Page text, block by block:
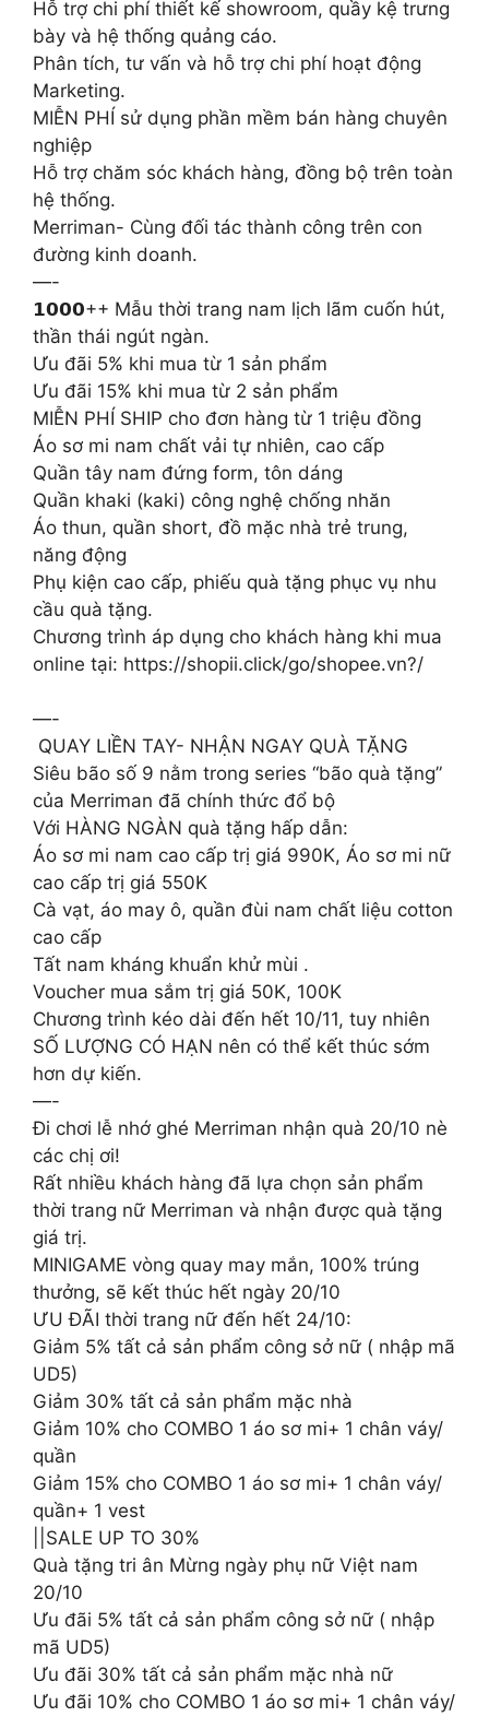
Hỗ trợ chi phí thiết kế showroom, quầy kệ trưng
bày và hệ thống quảng cáo.
Phân tích, tư vấn và hỗ trợ chi phí hoạt động
Marketing.
MIỄN PHÍ sử dụng phần mềm bán hàng chuyên
nghiệp
Hỗ trợ chăm sóc khách hàng, đồng bộ trên toàn
hệ thống.
Merriman- Cùng đối tác thành công trên con
đường kinh doanh.
—-
𝟭𝟬𝟬𝟬++ Mẫu thời trang nam lịch lãm cuốn hút,
thần thái ngút ngàn.
Ưu đãi 5% khi mua từ 1 sản phẩm
Ưu đãi 15% khi mua từ 2 sản phẩm
MIỄN PHÍ SHIP cho đơn hàng từ 1 triệu đồng
Áo sơ mi nam chất vải tự nhiên, cao cấp
Quần tây nam đứng form, tôn dáng
Quần khaki (kaki) công nghệ chống nhăn
Áo thun, quần short, đồ mặc nhà trẻ trung,
năng động
Phụ kiện cao cấp, phiếu quà tặng phục vụ nhu
cầu quà tặng.
Chương trình áp dụng cho khách hàng khi mua
online tại: https://shopii.click/go/shopee.vn?/
—-
️ QUAY LIỀN TAY- NHẬN NGAY QUÀ TẶNG
Siêu bão số 9 nằm trong series “bão quà tặng”
của Merriman đã chính thức đổ bộ
Với HÀNG NGÀN quà tặng hấp dẫn:
Áo sơ mi nam cao cấp trị giá 990K, Áo sơ mi nữ
cao cấp trị giá 550K
Cà vạt, áo may ô, quần đùi nam chất liệu cotton
cao cấp
Tất nam kháng khuẩn khử mùi .
Voucher mua sắm trị giá 50K, 100K
Chương trình kéo dài đến hết 10/11, tuy nhiên
SỐ LƯỢNG CÓ HẠN nên có thể kết thúc sớm
hơn dự kiến.
—-
Đi chơi lễ nhớ ghé Merriman nhận quà 20/10 nè
các chị ơi!
Rất nhiều khách hàng đã lựa chọn sản phẩm
thời trang nữ Merriman và nhận được quà tặng
giá trị.
MINIGAME vòng quay may mắn, 100% trúng
thưởng, sẽ kết thúc hết ngày 20/10
ƯU ĐÃI thời trang nữ đến hết 24/10:
Giảm 5% tất cả sản phẩm công sở nữ ( nhập mã
UD5)
Giảm 30% tất cả sản phẩm mặc nhà
Giảm 10% cho COMBO 1 áo sơ mi+ 1 chân váy/
quần
Giảm 15% cho COMBO 1 áo sơ mi+ 1 chân váy/
quần+ 1 vest
||SALE UP TO 30%
Quà tặng tri ân Mừng ngày phụ nữ Việt nam
20/10
Ưu đãi 5% tất cả sản phẩm công sở nữ ( nhập
mã UD5)
Ưu đãi 30% tất cả sản phẩm mặc nhà nữ
Ưu đãi 10% cho COMBO 1 áo sơ mi+ 1 chân váy/